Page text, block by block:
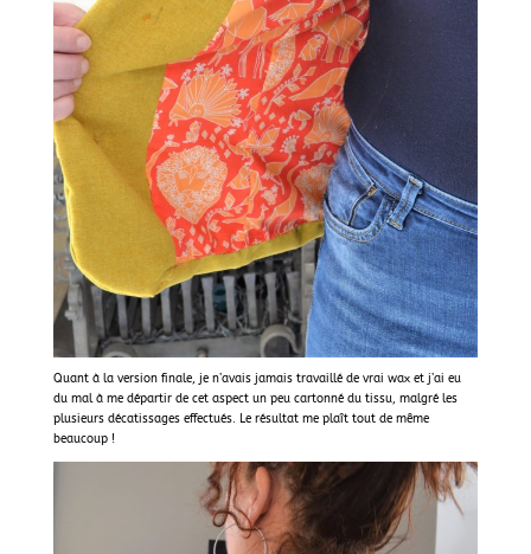
Quant à la version finale, je n’avais jamais travaillé de vrai wax et j’ai eu
du mal à me départir de cet aspect un peu cartonné du tissu, malgré les
plusieurs décatissages effectués. Le résultat me plaît tout de même
beaucoup !